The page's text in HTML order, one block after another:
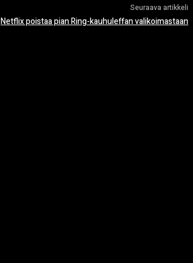
Seuraava artikkeli
Netflix poistaa pian Ring-kauhuleffan valikoimastaan